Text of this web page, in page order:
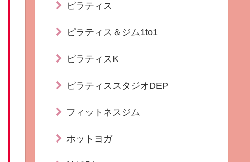
ピラティス
ピラティス＆ジム1to1
ピラティスK
ピラティススタジオDEP
フィットネスジム
ホットヨガ